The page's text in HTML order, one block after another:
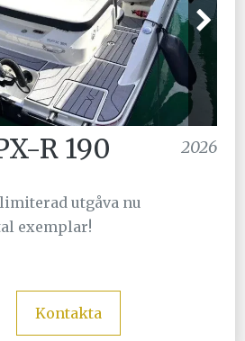
R 190 2026
limiterad utgåva nu
exemplar!
Kontakta